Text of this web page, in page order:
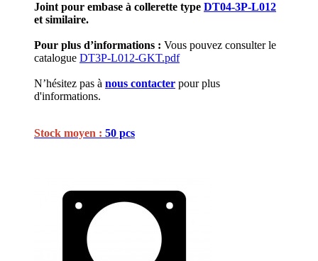
Joint pour embase à collerette type DT04-3P-L012
et similaire.
Pour plus d’informations : Vous pouvez consulter le
catalogue DT3P-L012-GKT.pdf
N’hésitez pas à nous contacter pour plus
d'informations.
Stock moyen : 50 pcs